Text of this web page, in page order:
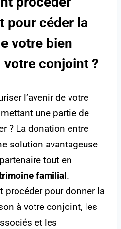
pour céder la
votre bien
conjoint ?
l’avenir de votre
une partie de
? La donation entre
solution avantageuse
tout en
familial.
procéder pour donner la
à votre conjoint, les
et les